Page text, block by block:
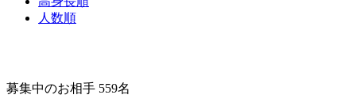
人数順
募集中のお相手 559名